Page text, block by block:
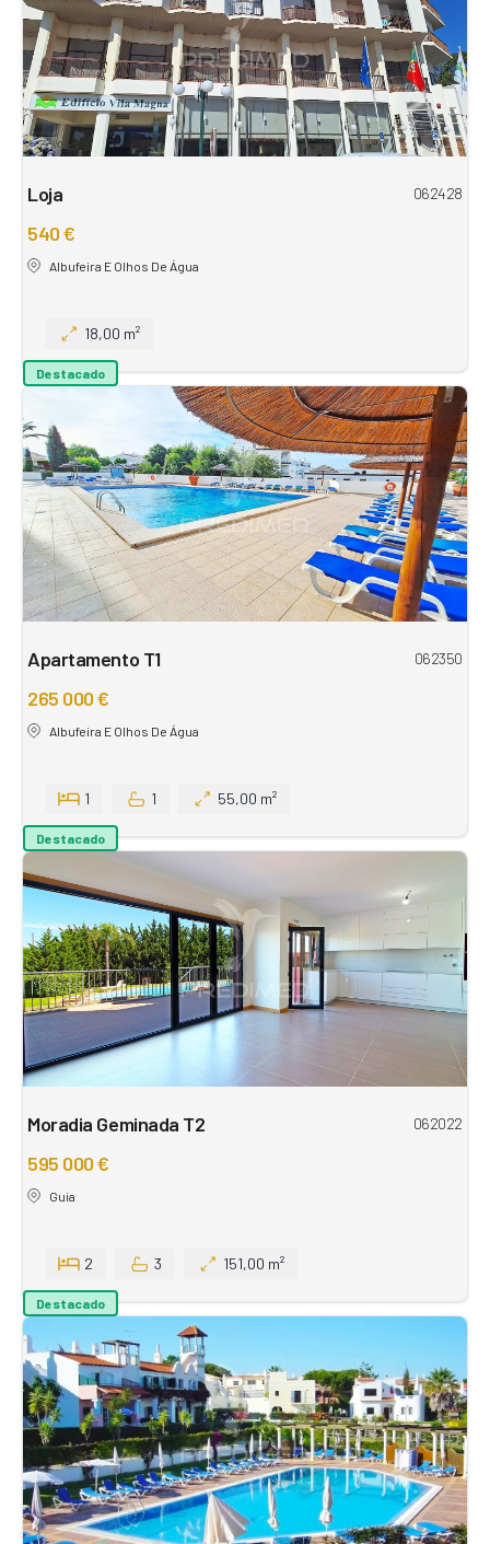
Loja 062428
540 €
Albufeira E Olhos De Água
18,00 m²
Destacado
Apartamento T1 062350
265 000 €
Albufeira E Olhos De Água
1 1 55,00 m²
Destacado
Moradia Geminada T2 062022
595 000 €
Guia
2 3 151,00 m²
Destacado